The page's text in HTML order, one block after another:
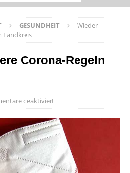
GESUNDHEIT
Wieder
Landkreis
Corona-Regeln
deaktiviert